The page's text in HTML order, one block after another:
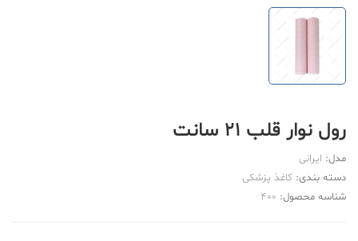
رول نوار قلب 21 سانت
مدل: ایرانی
دسته بندی: کاغذ پزشکی
شناسه محصول: 400